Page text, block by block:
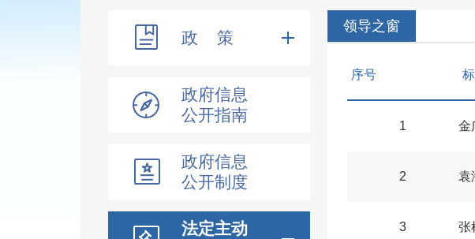
政 策
政府信息
公开指南
政府信息
公开制度
法定主动
领导之窗
序号
1 金
2 袁
3 张